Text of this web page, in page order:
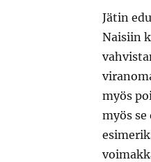
Jätin
Naisiin
myös
myös